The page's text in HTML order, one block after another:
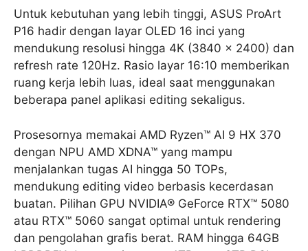
Untuk kebutuhan yang lebih tinggi, ASUS ProArt
P16 hadir dengan layar OLED 16 inci yang
mendukung resolusi hingga 4K (3840 x 2400) dan
refresh rate 120Hz. Rasio layar 16:10 memberikan
ruang kerja lebih luas, ideal saat menggunakan
beberapa panel aplikasi editing sekaligus.
Prosesornya memakai AMD Ryzen™ AI 9 HX 370
dengan NPU AMD XDNA™ yang mampu
menjalankan tugas AI hingga 50 TOPs,
mendukung editing video berbasis kecerdasan
buatan. Pilihan GPU NVIDIA® GeForce RTX™ 5080
atau RTX™ 5060 sangat optimal untuk rendering
dan pengolahan grafis berat. RAM hingga 64GB